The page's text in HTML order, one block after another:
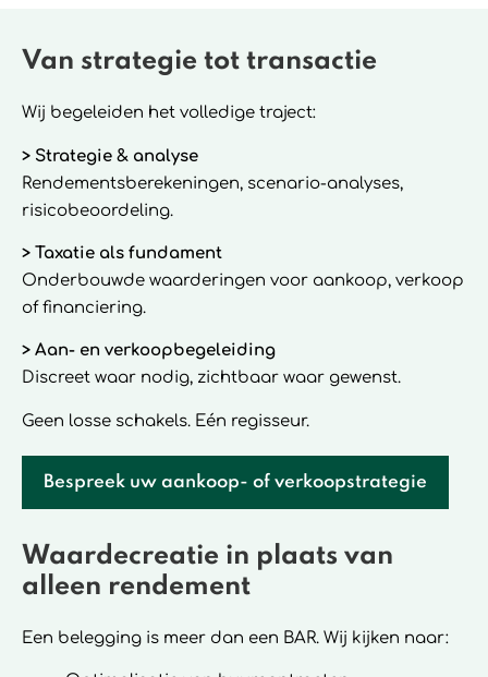
Van strategie tot transactie
Wij begeleiden het volledige traject:
> Strategie & analyse
Rendementsberekeningen, scenario-analyses,
risicobeoordeling.
> Taxatie als fundament
Onderbouwde waarderingen voor aankoop, verkoop
of financiering.
> Aan- en verkoopbegeleiding
Discreet waar nodig, zichtbaar waar gewenst.
Geen losse schakels. Eén regisseur.
Bespreek uw aankoop- of verkoopstrategie
Waardecreatie in plaats van
alleen rendement
Een belegging is meer dan een BAR. Wij kijken naar: